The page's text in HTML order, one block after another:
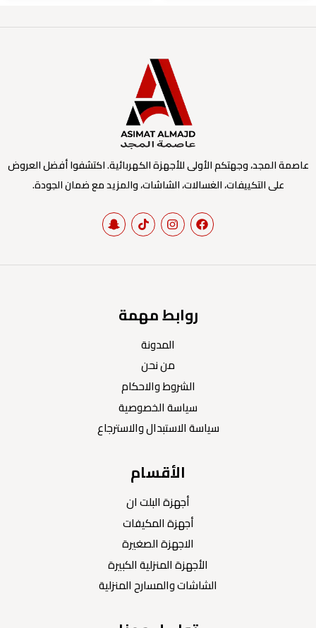
عاصمة المجد، وجهتكم الأولى للأجهزة الكهربائية. اكتشفوا أفضل العروض
على التكييفات، الغسالات، الشاشات، والمزيد مع ضمان الجودة.
روابط مهمة
المدونة
من نحن
الشروط والاحكام
سياسة الخصوصية
سياسة الاستبدال والاسترجاع
الأقسام
أجهزة البلت ان
أجهزة المكيفات
الاجهزة الصغيرة
الأجهزة المنزلية الكبيرة
الشاشات والمسارح المنزلية